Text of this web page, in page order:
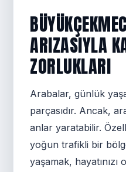
ARIZASIYLA
ZORLUKLARI
Arabalar, günlük
parçasıdır. Ancak,
anlar yaratabilir.
yoğun trafikli bir
yaşamak,